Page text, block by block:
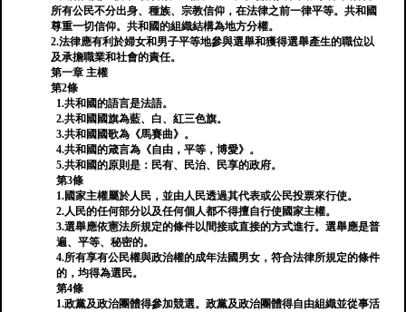
所有公民不分出身、種族、宗教信仰，在法律之前一律平等。共和國
尊重一切信仰。共和國的組織結構為地方分權。
2.法律應有利於婦女和男子平等地參與選舉和獲得選舉產生的職位以
及承擔職業和社會的責任。
第一章 主權
第2條
1.共和國的語言是法語。
2.共和國國旗為藍、白、紅三色旗。
3.共和國國歌為《馬賽曲》。
4.共和國的箴言為《自由，平等，博愛》。
5.共和國的原則是：民有、民治、民享的政府。
第3條
1.國家主權屬於人民，並由人民透過其代表或公民投票來行使。
2.人民的任何部分以及任何個人都不得擅自行使國家主權。
3.選舉應依憲法所規定的條件以間接或直接的方式進行。選舉應是普
遍、平等、秘密的。
4.所有享有公民權與政治權的成年法國男女，符合法律所規定的條件
的，均得為選民。
第4條
1.政黨及政治團體得參加競選。政黨及政治團體得自由組織並從事活